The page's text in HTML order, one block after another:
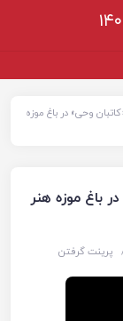
وحی» در باغ موزه
باغ موزه هنر
پرینت گرفتن